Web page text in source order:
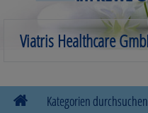
Kategorien durchsuchen